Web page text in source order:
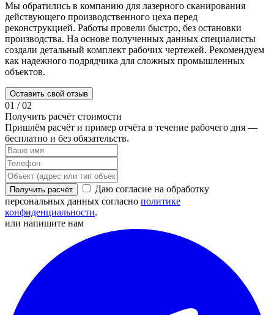
Мы обратились в компанию для лазерного сканирования
действующего производственного цеха перед
реконструкцией. Работы провели быстро, без остановки
производства. На основе полученных данных специалисты
создали детальный комплект рабочих чертежей. Рекомендуем
как надежного подрядчика для сложных промышленных
объектов.
Оставить свой отзыв
01 / 02
Получить расчёт стоимости
Пришлём расчёт и пример отчёта в течение рабочего дня —
бесплатно и без обязательств.
Получить расчёт
Даю согласие на обработку
персональных данных согласно политике
конфиденциальности.
или напишите нам